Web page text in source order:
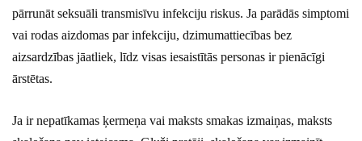
pārrunāt seksuāli transmisīvu infekciju riskus. Ja parādās simptomi
vai rodas aizdomas par infekciju, dzimumattiecības bez
aizsardzības jāatliek, līdz visas iesaistītās personas ir pienācīgi
ārstētas.
Ja ir nepatīkamas ķermeņa vai maksts smakas izmaiņas, maksts